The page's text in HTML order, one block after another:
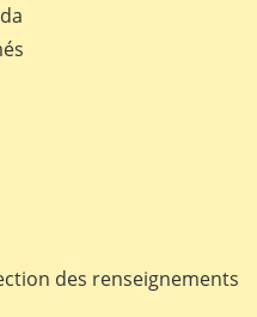
des renseignements